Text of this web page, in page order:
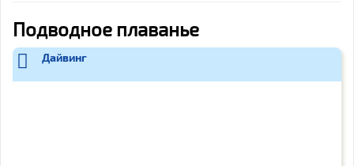
Подводное плаванье
Дайвинг